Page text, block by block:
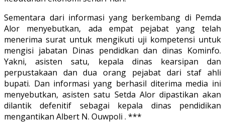
Sementara dari informasi yang berkembang di Pemda
Alor menyebutkan, ada empat pejabat yang telah
menerima surat untuk mengikuti uji kompetensi untuk
mengisi jabatan Dinas pendidkan dan dinas Kominfo.
Yakni, asisten satu, kepala dinas kearsipan dan
perpustakaan dan dua orang pejabat dari staf ahli
bupati. Dan informasi yang berhasil diterima media ini
menyebutkan, asisten satu Setda Alor dipastikan akan
dilantik defenitif sebagai kepala dinas pendidikan
mengantikan Albert N. Ouwpoli . ***